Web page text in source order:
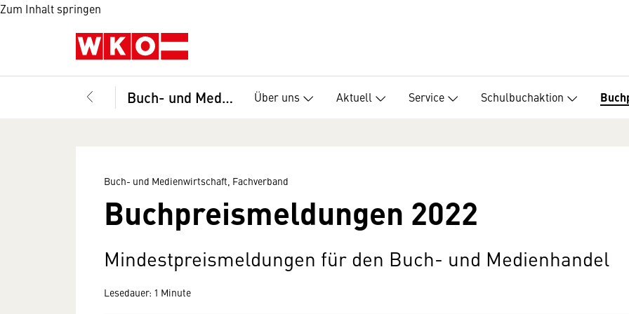
Zum Inhalt springen
Buch- und Medienwirtschaft, Fachverband Über uns Aktuell Service Schulbuchaktion
Buch- und Medienwirtschaft, Fachverband
Buchpreismeldungen 2022
Mindestpreismeldungen für den Buch- und Medienhandel
Lesedauer: 1 Minute